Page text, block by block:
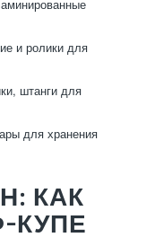
и ролики для
штанги для
для хранения
КАК
КУПЕ